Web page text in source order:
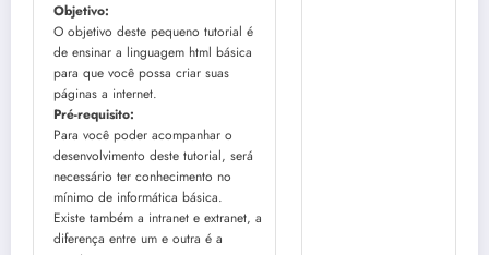
Objetivo:
O objetivo deste pequeno tutorial é
de ensinar a linguagem html básica
para que você possa criar suas
páginas a internet.
Pré-requisito:
Para você poder acompanhar o
desenvolvimento deste tutorial, será
necessário ter conhecimento no
mínimo de informática básica.
Existe também a intranet e extranet, a
diferença entre um e outra é a